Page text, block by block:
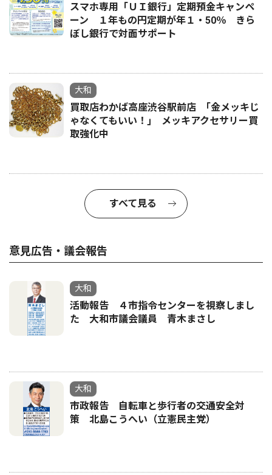
スマホ専用「ＵＩ銀行」定期預金キャンペ
ーン １年もの円定期が年１・50％ きら
ぼし銀行で対面サポート
大和
買取店わかば高座渋谷駅前店 ｢金メッキじ
ゃなくてもいい！｣ メッキアクセサリー買
取強化中
すべて見る
意見広告・議会報告
大和
活動報告 ４市指令センターを視察しまし
た 大和市議会議員 青木まさし
大和
市政報告 自転車と歩行者の交通安全対
策 北島こうへい（立憲民主党）